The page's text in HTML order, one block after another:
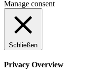
Manage consent
Schließen
Privacy Overview